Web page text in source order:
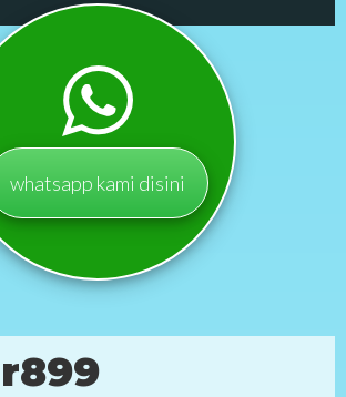
whatsapp kami disini